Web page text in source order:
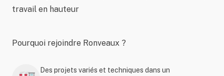
travail en hauteur
Pourquoi rejoindre Ronveaux ?
Des projets variés et techniques dans un